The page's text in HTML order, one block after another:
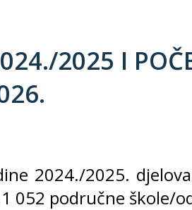
2025 I
2024./2025.
052 područne škole/